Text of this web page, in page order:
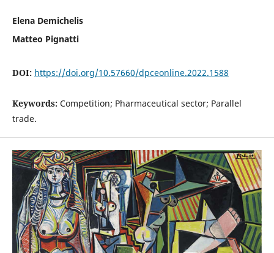
Elena Demichelis
Matteo Pignatti
DOI: https://doi.org/10.57660/dpceonline.2022.1588
Keywords: Competition; Pharmaceutical sector; Parallel
trade.